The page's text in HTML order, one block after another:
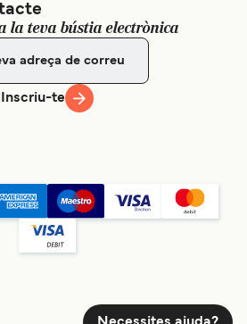
la teva bústia electrònica
Inscriu-te